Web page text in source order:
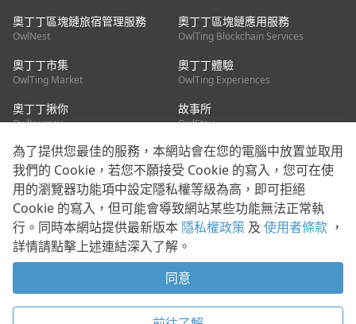
奧丁丁區塊鏈旅宿管理服務
OwlNest
奧丁丁區塊鏈應用服務
OwlTing Blockchain Services
奧丁丁市集
OwlTing Market
奧丁丁體驗
OwlTing Experiences
奧丁丁揪你
OwlJourney
故事所
OwlStay
聯絡我們
客服信箱：mediapartner@owlting.com
服務信箱 / 廣告洽詢：info_owlnews@owlting.com
媒體合作 / 新聞稿提供：mediapartner@owlting.com
本平台之內容符合第三方智慧財產權規範，若有疑慮歡迎來信告
使用者條款 隱私權政策 Cookie 政策
為了提供您最佳的服務，本網站會在您的電腦中放置並取用
我們的 Cookie，若您不願接受 Cookie 的寫入，您可在使
用的瀏覽器功能項中設定隱私權等級為高，即可拒絕
Cookie 的寫入，但可能會導致網站某些功能無法正常執
行。同時本網站提供最新版本 隱私權政策 及 使用者條款 ，
詳情請點擊上述連結深入了解。
同意